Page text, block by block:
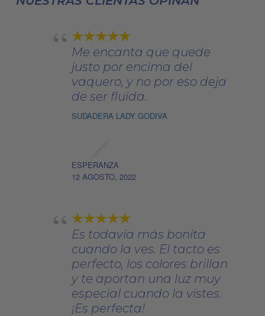
de
producto
Me encanta que quede
justo por encima del
vaquero, y no por eso deja
de ser fluida.
SUDADERA LADY GODIVA
ESPERANZA
12 AGOSTO, 2022
Es todavía más bonita
cuando la ves. El tacto es
perfecto, los colores brillan
y te aportan una luz muy
especial cuando la vistes.
¡Es perfecta!